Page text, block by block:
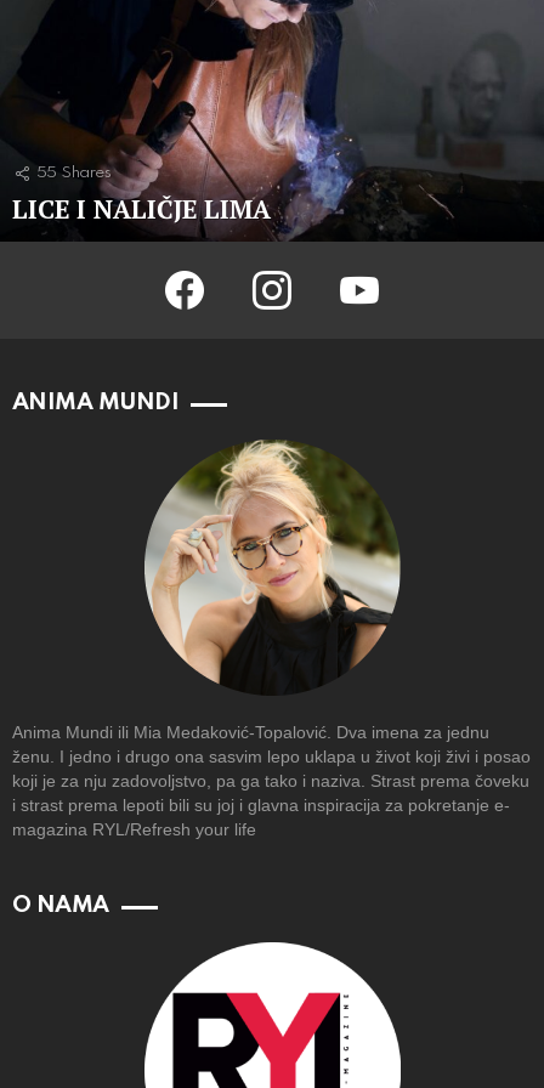
55 Shares
LICE I NALIČJE LIMA
facebook instagram youtube
ANIMA MUNDI
Anima Mundi ili Mia Medaković-Topalović. Dva imena za jednu
ženu. I jedno i drugo ona sasvim lepo uklapa u život koji živi i posao
koji je za nju zadovoljstvo, pa ga tako i naziva. Strast prema čoveku
i strast prema lepoti bili su joj i glavna inspiracija za pokretanje e-
magazina RYL/Refresh your life
O NAMA